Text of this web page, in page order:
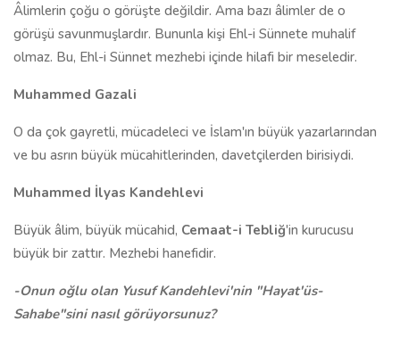
Âlimlerin çoğu o görüşte değildir. Ama bazı âlimler de o
görüşü savunmuşlardır. Bununla kişi Ehl-i Sünnete muhalif
olmaz. Bu, Ehl-i Sünnet mezhebi içinde hilafi bir meseledir.
Muhammed Gazali
O da çok gayretli, mücadeleci ve İslam'ın büyük yazarlarından
ve bu asrın büyük mücahitlerinden, davetçilerden birisiydi.
Muhammed İlyas Kandehlevi
Büyük âlim, büyük mücahid, Cemaat-i Tebliğ'in kurucusu
büyük bir zattır. Mezhebi hanefidir.
-Onun oğlu olan Yusuf Kandehlevi'nin "Hayat'üs-
Sahabe"sini nasıl görüyorsunuz?